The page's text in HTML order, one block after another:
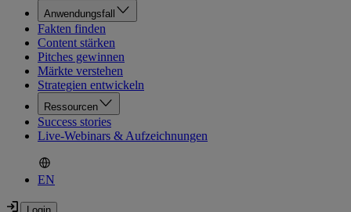
Anwendungsfall
Fakten finden
Content stärken
Pitches gewinnen
Märkte verstehen
Strategien entwickeln
Ressourcen
Success stories
Live-Webinars & Aufzeichnungen
EN